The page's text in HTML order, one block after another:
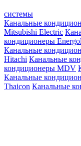
системы
Канальные
Mitsubishi Electric
кондиционеры
Канальные
Hitachi Канальные
кондиционеры MDV
Канальные
Thaicon Канальные